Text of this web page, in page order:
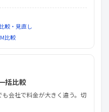
較・見直し
比較
括比較
会社で料金が大きく違う。切